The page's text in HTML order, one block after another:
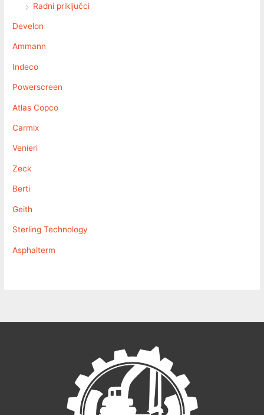
Radni priključci
Develon
Ammann
Indeco
Powerscreen
Atlas Copco
Carmix
Venieri
Zeck
Berti
Geith
Sterling Technology
Asphalterm